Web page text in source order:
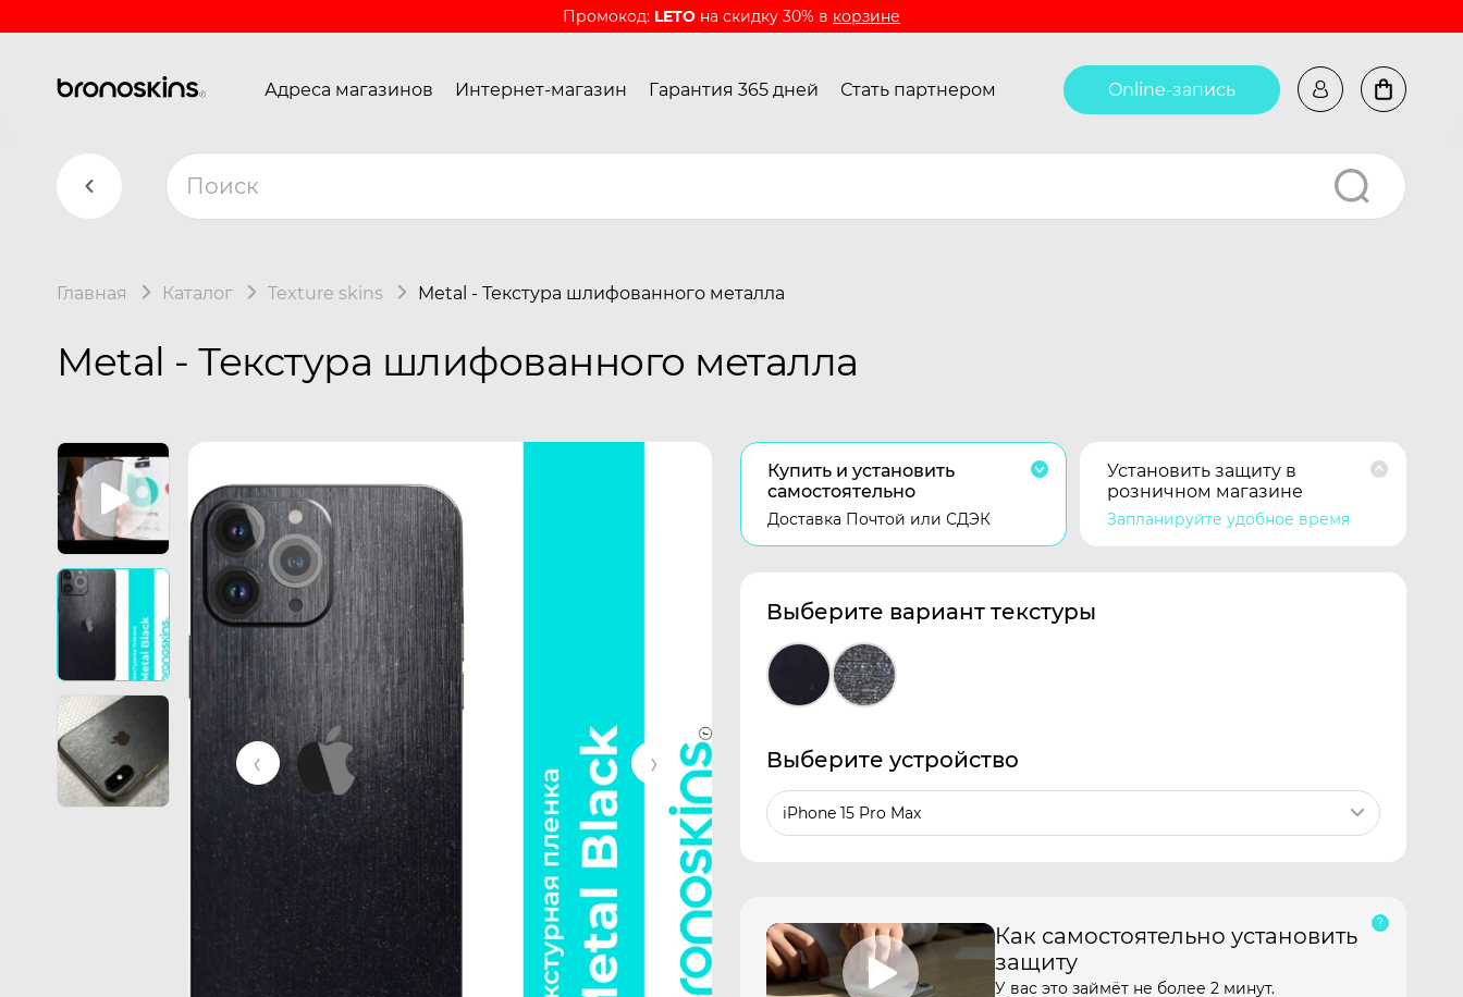
Промокод: LETO на скидку 30% в корзине
Адреса магазинов Интернет-магазин Гарантия 365 дней Стать партнером Online-запись
Главная Каталог Texture skins Metal - Текстура шлифованного металла
Metal - Текстура шлифованного металла
Купить и установить
самостоятельно
Доставка Почтой или СДЭК
Установить защиту в
розничном магазине
Запланируйте удобное время
Выберите устройство
iPhone 15 Pro Max
Выберите вариант текстуры
Как самостоятельно установить
защиту
У вас это займёт не более 2 минут.